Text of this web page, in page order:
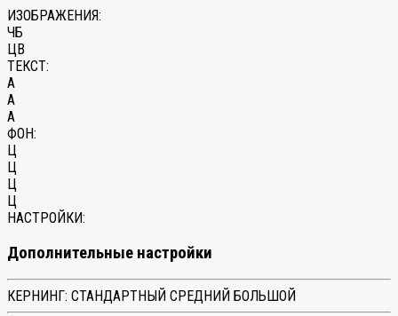
ИЗОБРАЖЕНИЯ:
ЧБ
ЦВ
ТЕКСТ:
A
A
A
ФОН:
Ц
Ц
Ц
Ц
НАСТРОЙКИ:
Дополнительные настройки
КЕРНИНГ: СТАНДАРТНЫЙ СРЕДНИЙ БОЛЬШОЙ